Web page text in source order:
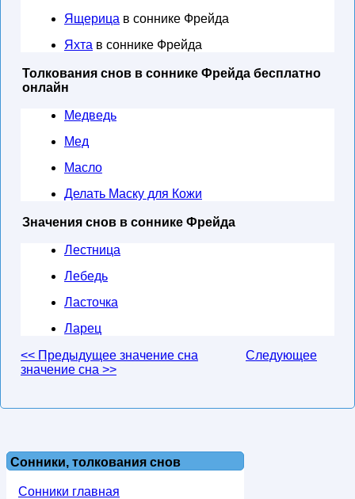
Ящерица в соннике Фрейда
Яхта в соннике Фрейда
Толкования снов в соннике Фрейда бесплатно
онлайн
Медведь
Мед
Масло
Делать Маску для Кожи
Значения снов в соннике Фрейда
Лестница
Лебедь
Ласточка
Ларец
<< Предыдущее значение сна
Следующее
значение сна >>
Сонники, толкования снов
Сонники главная